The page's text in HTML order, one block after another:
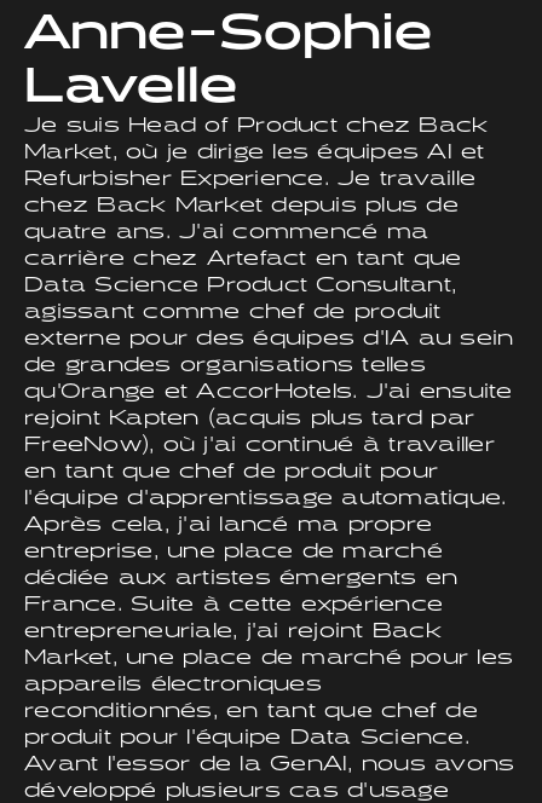
Anne-Sophie
Lavelle
Je suis Head of Product chez Back
Market, où je dirige les équipes AI et
Refurbisher Experience. Je travaille
chez Back Market depuis plus de
quatre ans. J'ai commencé ma
carrière chez Artefact en tant que
Data Science Product Consultant,
agissant comme chef de produit
externe pour des équipes d'IA au sein
de grandes organisations telles
qu'Orange et AccorHotels. J'ai ensuite
rejoint Kapten (acquis plus tard par
FreeNow), où j'ai continué à travailler
en tant que chef de produit pour
l'équipe d'apprentissage automatique.
Après cela, j'ai lancé ma propre
entreprise, une place de marché
dédiée aux artistes émergents en
France. Suite à cette expérience
entrepreneuriale, j'ai rejoint Back
Market, une place de marché pour les
appareils électroniques
reconditionnés, en tant que chef de
produit pour l'équipe Data Science.
Avant l'essor de la GenAI, nous avons
développé plusieurs cas d'usage